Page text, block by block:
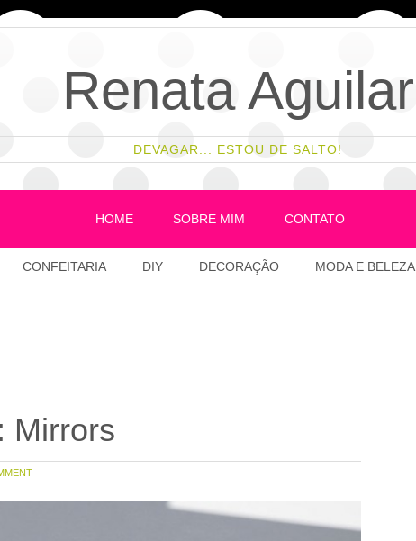
Renata Aguilar
DEVAGAR... ESTOU DE SALTO!
HOME SOBRE MIM CONTATO
CONFEITARIA DIY DECORAÇÃO MODA E BELEZA
Mirrors